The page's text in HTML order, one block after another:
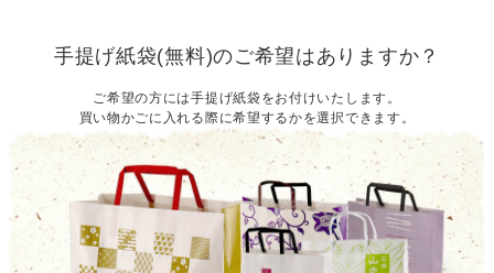
手提げ紙袋(無料)のご希望はありますか？
ご希望の方には手提げ紙袋をお付けいたします。
買い物かごに入れる際に希望するかを選択できます。